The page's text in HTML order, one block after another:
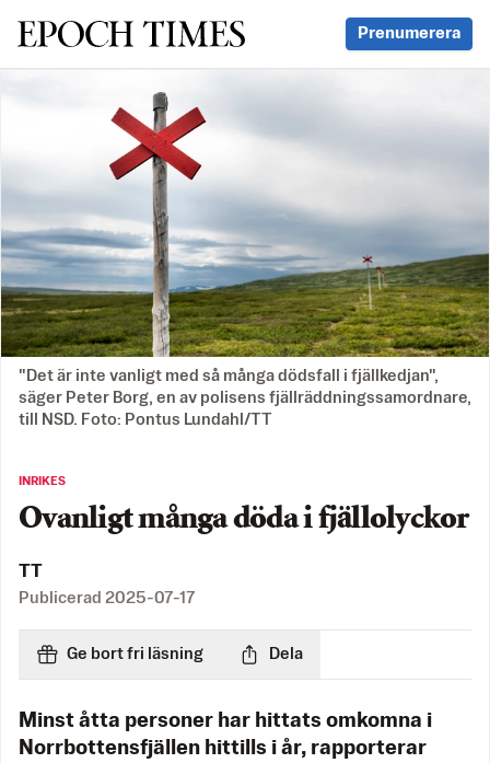
Svenska Epoch Times Prenumerera
"Det är inte vanligt med så många dödsfall i fjällkedjan",
säger Peter Borg, en av polisens fjällräddningssamordnare,
till NSD. Foto: Pontus Lundahl/TT
INRIKES
Ovanligt många döda i fjällolyckor
TT
Publicerad 2025-07-17
Ge bort fri läsning Dela
Minst åtta personer har hittats omkomna i
Norrbottensfjällen hittills i år, rapporterar